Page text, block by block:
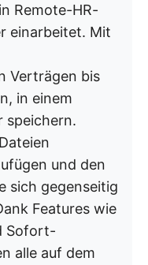
Remote-HR-
einarbeitet. Mit
Verträgen bis
in einem
speichern.
und den
sich gegenseitig
Features wie
Sofort-
alle auf dem